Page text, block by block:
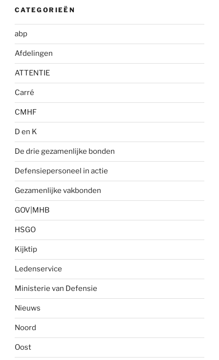
CATEGORIEËN
abp
Afdelingen
ATTENTIE
Carré
CMHF
D en K
De drie gezamenlijke bonden
Defensiepersoneel in actie
Gezamenlijke vakbonden
GOV|MHB
HSGO
Kijktip
Ledenservice
Ministerie van Defensie
Nieuws
Noord
Oost